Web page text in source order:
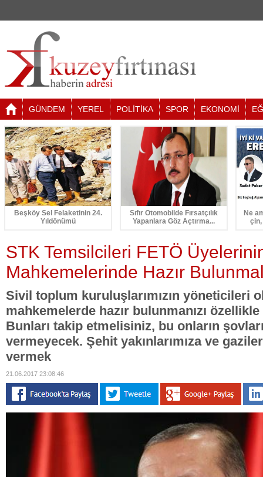
GÜNDEM YEREL POLİTİKA SPOR EKONOMİ
Beşköy Sel Felaketinin 24.
Yıldönümü
Sıfır Otomobilde Fırsatçılık
Yapanlara Göz Açtırma...
Ne
STK Temsilcileri FETÖ
Mahkemelerinde Hazır
Sivil toplum kuruluşlarımızın yöneticileri
mahkemelerde hazır bulunmanızı
Bunları takip etmelisiniz, bu onların
vermeyecek. Şehit yakınlarımıza ve
vermek
21.06.2017 23:08:46